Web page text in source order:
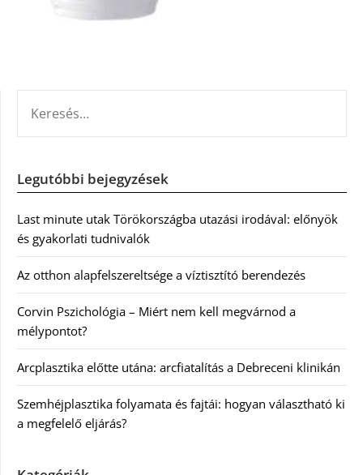
Legutóbbi bejegyzések
Last minute utak Törökországba utazási irodával: előnyök
és gyakorlati tudnivalók
Az otthon alapfelszereltsége a víztisztító berendezés
Corvin Pszichológia – Miért nem kell megvárnod a
mélypontot?
Arcplasztika előtte utána: arcfiatalítás a Debreceni klinikán
Szemhéjplasztika folyamata és fajtái: hogyan választható ki
a megfelelő eljárás?